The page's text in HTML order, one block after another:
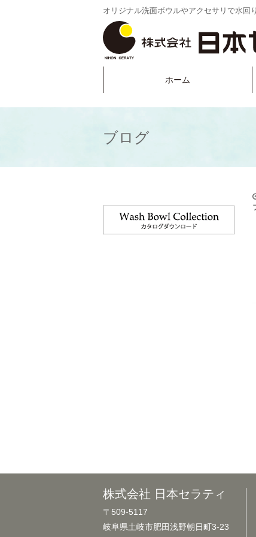
オリジナル洗面ボウルやアクセサリで水回
ホーム
ブログ
株式会社 日本セラティ
〒509-5117
岐阜県土岐市肥田浅野朝日町3-23